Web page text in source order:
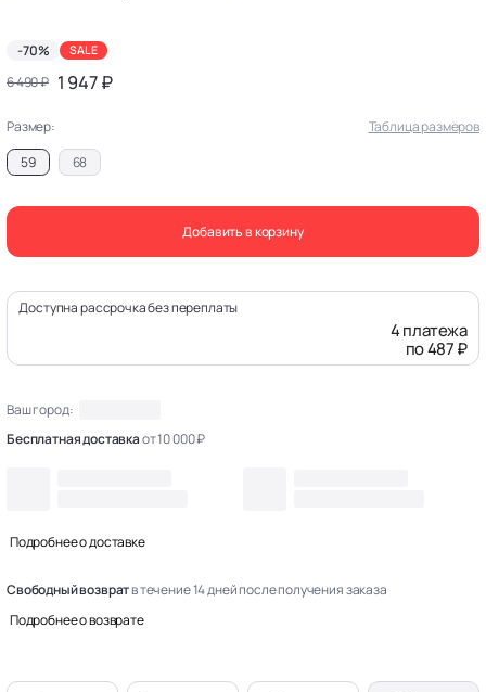
-70% SALE
6 490 ₽ 1 947 ₽
Размер:
Таблица размеров
59
68
Добавить в корзину
Доступна рассрочка без переплаты
4 платежа
по 487 ₽
Ваш город:
Бесплатная доставкаот 10 000 ₽
Подробнее о доставке
Свободный возвратв течение 14 дней после получения заказа
Подробнее о возврате